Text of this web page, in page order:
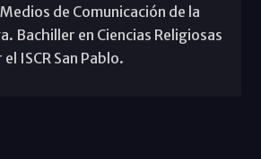
de Comunicación de la
Bachiller en Ciencias Religiosas
el ISCR San Pablo.